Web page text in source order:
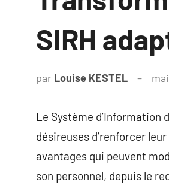
SIRH
par Louise KESTEL
Le Système d’Information
désireuses d’renforcer
avantages qui peuvent
son personnel, depuis le